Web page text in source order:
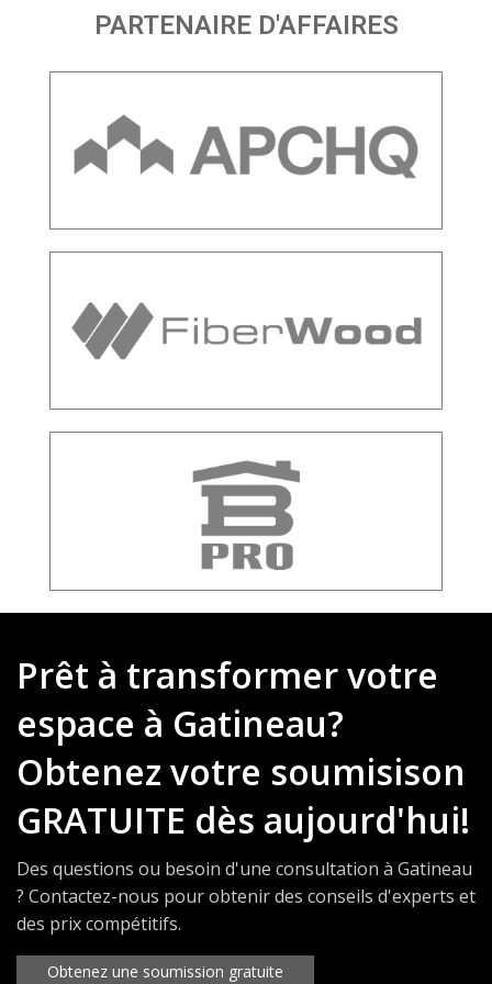
PARTENAIRE D'AFFAIRES
Prêt à transformer votre
espace à Gatineau?
Obtenez votre soumisison
GRATUITE dès aujourd'hui!
Des questions ou besoin d'une consultation à Gatineau
? Contactez-nous pour obtenir des conseils d'experts et
des prix compétitifs.
Obtenez une soumission gratuite